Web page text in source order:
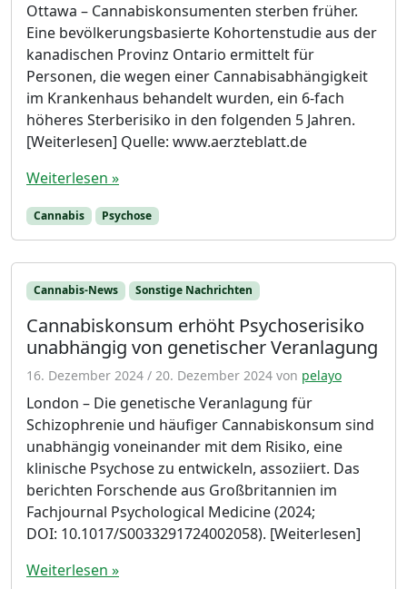
Ottawa – Cannabiskonsumenten sterben früher.
Eine bevölkerungsbasierte Kohortenstudie aus der
kanadischen Provinz Ontario ermittelt für
Personen, die wegen einer Cannabisabhängigkeit
im Krankenhaus behandelt wurden, ein 6-fach
höheres Sterberisiko in den folgenden 5 Jahren.
[Weiterlesen] Quelle: www.aerzteblatt.de
Weiterlesen »
Cannabis Psychose
Cannabis-News Sonstige Nachrichten
Cannabiskonsum erhöht Psychoserisiko
unabhängig von genetischer Veranlagung
16. Dezember 2024 / 20. Dezember 2024 von pelayo
London – Die genetische Veranlagung für
Schizophrenie und häufiger Cannabiskonsum sind
unabhängig voneinander mit dem Risiko, eine
klinische Psychose zu entwickeln, assoziiert. Das
berichten Forschende aus Großbritannien im
Fachjournal Psychological Medicine (2024;
DOI: 10.1017/S0033291724002058). [Weiterlesen]
Weiterlesen »